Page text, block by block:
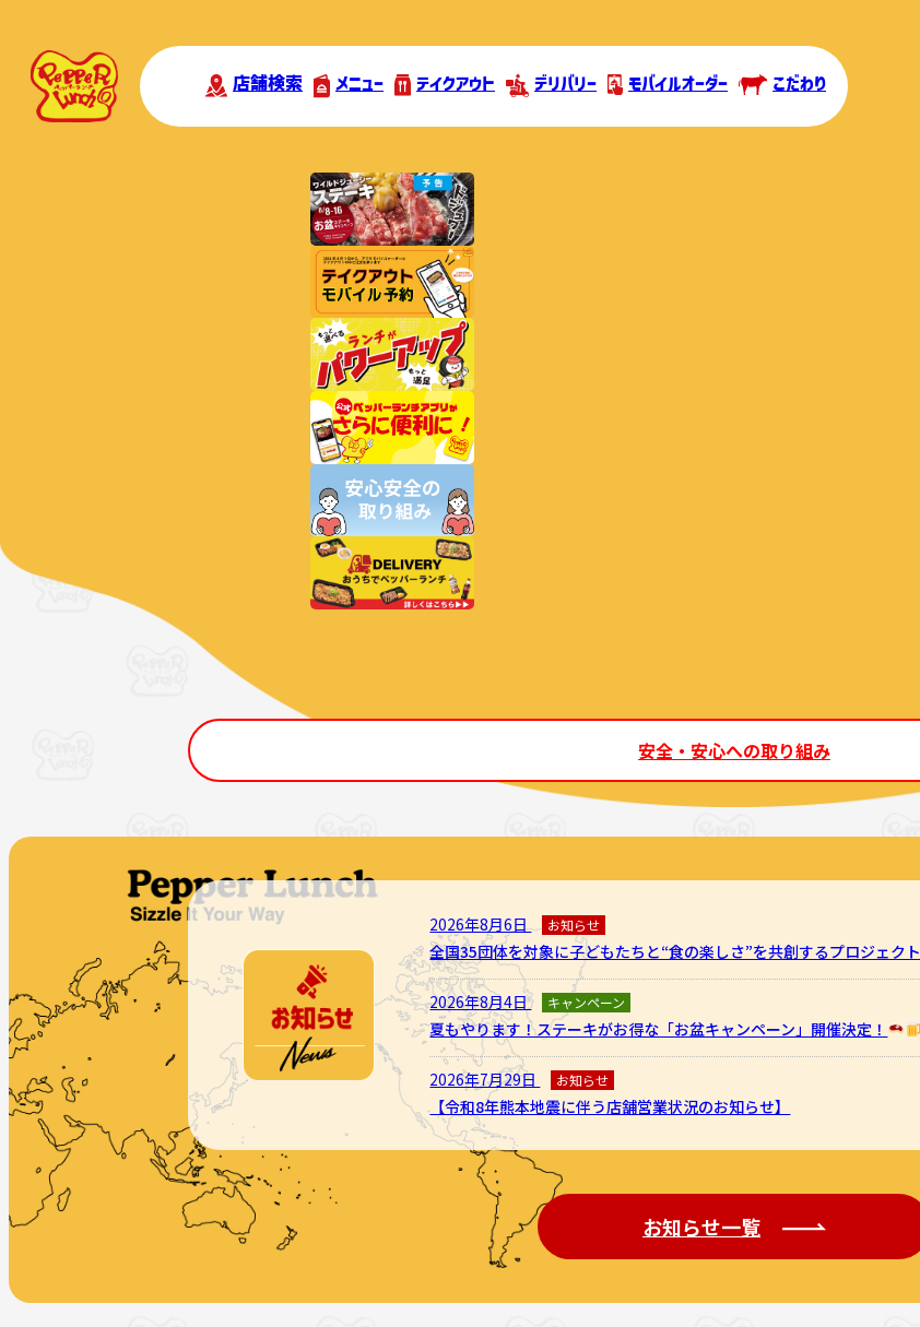
店舗検索 メニュー テイクアウト デリバリー モバイルオーダー こだわり
安全・安心への取り組み
2026年8月6日 お知らせ
全国35団体を対象に子どもたちと“食の楽しさ”を共創するプロジェクト
2026年8月4日 キャンペーン
夏もやります！ステーキがお得な「お盆キャンペーン」開催決定！
2026年7月29日 お知らせ
【令和8年熊本地震に伴う店舗営業状況のお知らせ】
お知らせ一覧